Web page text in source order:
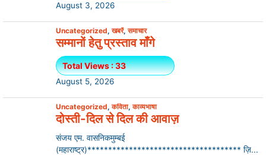
August 3, 2026
Uncategorized,खबरें,समाचार
सम्मानों हेतु प्रस्ताव माँगे
Total Views : 33
August 5, 2026
Uncategorized,कविता,काव्यभाषा
दोस्ती-दिल से दिल की आवाज़
संजय एम. वासनिकमुम्बई
(महाराष्ट्र)************************************* ज़ि...